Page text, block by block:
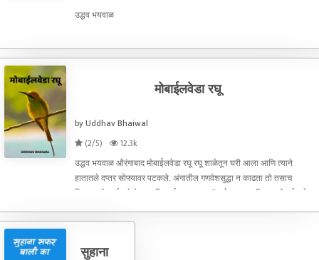
उद्धव भयवाळ
मोबाईलवेडा रघू
by Uddhav Bhaiwal
(2/5)
12.3k
उद्धव भयवाळ औरंगाबाद मोबाईलवेडा रघू रघू शाळेतून घरी आला आणि त्याने
हातातले दप्तर सोफ्यावर पटकले. अंगातील गणवेशसुद्धा न काढता तो तसाच
किचनमध्ये आईकडे गेला आणि आईला म्हणाला. "आई, मला आधी तुझा मोबाईल दे.
सुहाना